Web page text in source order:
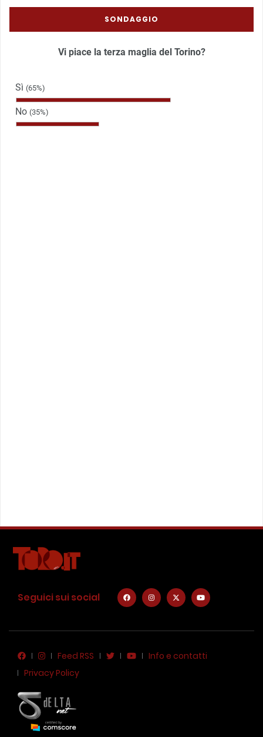
SONDAGGIO
Vi piace la terza maglia del Torino?
Sì (65%)
No (35%)
Seguici sui social
Feed RSS
Info e contatti
Privacy Policy